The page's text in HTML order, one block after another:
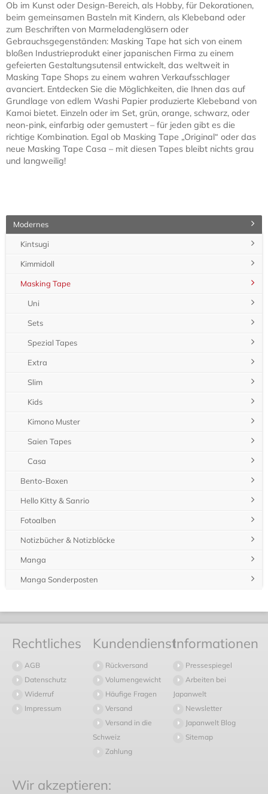
Abdeckklebeband aus Washi-Papier, wie es beispielsweise
beim Lackieren von Autos eingesetzt werden kann. Die allesamt
aus dem künstlerischen Bereich stammenden Frauen lobten
dessen vielfältige Einsetzbarkeit und legten ihrem Schreiben
gleich noch ein selbst produziertes Buch bei, indem sie das Band
auf kreative Weise zur Gestaltung und als Dekorationsmittel
einsetzten.
Überrascht und fasziniert von den ungeahnten
Einsatzmöglichkeiten ihres eigenen Produktes, begrüßte die
Firma Kamoi schon wenig später drei der Damen in ihrer Fabrik
in Kurashiki. Sie äußerten den Wunsch, das bisher nur in einigen
Grundfarben wie blau, rot oder gelb erhältliche MT Masking
Tape auch in anderen Farbtönen nutzen zu wollen. Es
entwickelte sich ein fruchtbarer Dialog zwischen Verbrauchern
Durch die Veröffentlichung eines weiteren Buches mit neuen
Masking Tape Ideen, Ausstellungen von Künstlern und die
Berichterstattung in der japanischen und internationalen Presse,
entdeckten auch andere Kreative die vielfältigen
war geboren.
Mittlerweile bietet die Firma Kamoi neben den Original Masking
breite „Wide“ oder auch spezielles Klebeband für Kinder (Kids)
Der Kult um das aus japanischem Reispapier (Washi) gefertigte
und Muster weltweite Ausmaße angenommen.
Dekoklebeband aus Japan – unbegrenzte
Einsatzmöglichkeiten und große Farbauswahl
Masking Tape lässt sich aufgrund seiner wunderbaren
Eigenschaften auch im privaten Bereich hervorragend zur
von beispielsweise Notizbüchern nutzen. Sein seidenmatter
sich, je nach Farbe des Untergrunds, oder beim übereinander
kleben mehrerer Streifen, auf kreative Weise nutzen lassen.
Der langen Erfahrung des Herstellers in der Produktion von
über Klebeeigenschaften verfügt. Das bunte Klebeband kann
von Glas bis hin zu rauen Wänden nahezu auf jedem
Untergrund haften.
Aus einzelnen Stücken des bedruckten Klebebandes lassen sich
Auch im Kleinen, beispielsweise beim Verkleben von
Geschenken, können das leicht beschriftbare neue
Kreppklebeband mit ihren vielen Mustern interessante Akzente
MT Masking Tape kaufen – diese Designs hält
unifarbenen Dekoklebebänder